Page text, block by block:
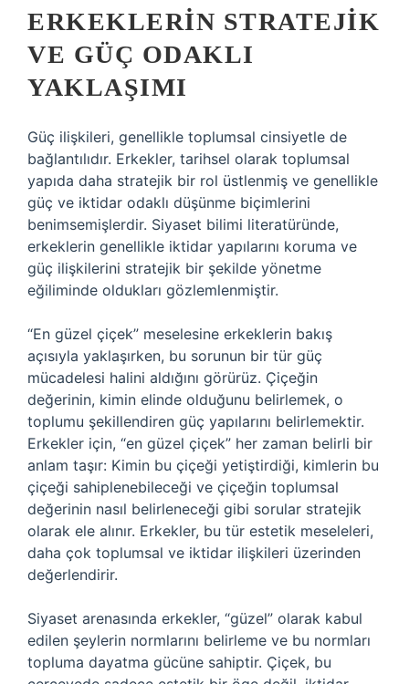
ERKEKLERIN STRATEJIK
VE GÜÇ ODAKLI
YAKLAŞIMI
Güç ilişkileri, genellikle toplumsal cinsiyetle de
bağlantılıdır. Erkekler, tarihsel olarak toplumsal
yapıda daha stratejik bir rol üstlenmiş ve genellikle
güç ve iktidar odaklı düşünme biçimlerini
benimsemişlerdir. Siyaset bilimi literatüründe,
erkeklerin genellikle iktidar yapılarını koruma ve
güç ilişkilerini stratejik bir şekilde yönetme
eğiliminde oldukları gözlemlenmiştir.
“En güzel çiçek” meselesine erkeklerin bakış
açısıyla yaklaşırken, bu sorunun bir tür güç
mücadelesi halini aldığını görürüz. Çiçeğin
değerinin, kimin elinde olduğunu belirlemek, o
toplumu şekillendiren güç yapılarını belirlemektir.
Erkekler için, “en güzel çiçek” her zaman belirli bir
anlam taşır: Kimin bu çiçeği yetiştirdiği, kimlerin bu
çiçeği sahiplenebileceği ve çiçeğin toplumsal
değerinin nasıl belirleneceği gibi sorular stratejik
olarak ele alınır. Erkekler, bu tür estetik meseleleri,
daha çok toplumsal ve iktidar ilişkileri üzerinden
değerlendirir.
Siyaset arenasında erkekler, “güzel” olarak kabul
edilen şeylerin normlarını belirleme ve bu normları
topluma dayatma gücüne sahiptir. Çiçek, bu